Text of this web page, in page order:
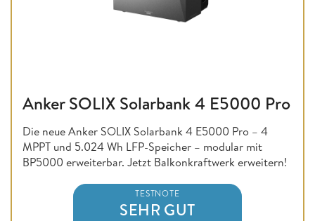
Anker SOLIX Solarbank 4 E5000 Pro
Die neue Anker SOLIX Solarbank 4 E5000 Pro – 4
MPPT und 5.024 Wh LFP-Speicher – modular mit
BP5000 erweiterbar. Jetzt Balkonkraftwerk erweitern!
TESTNOTE
SEHR GUT